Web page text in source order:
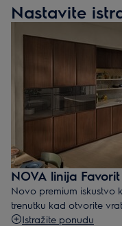
Nastavite
NOVA linija
Novo premium iskustvo
trenutku kad otvorite
Istražite ponudu